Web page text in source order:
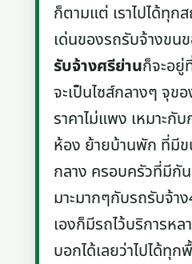
ก็ตามแต่ เราไปได้ทุ
เด่นของรถรับจ้างขน
รับจ้างศรีย่านก็จะอยู่
จะเป็นไซส์กลางๆ จุข
ราคาไม่แพง เหมาะกั
ห้อง ย้ายบ้านพัก ที่มีข
กลาง ครอบครัวที่มีกั
มาะมากๆกับรถรับจ้า
เองก็มีรถไว้บริการห
บอกได้เลยว่าไปได้ทุ